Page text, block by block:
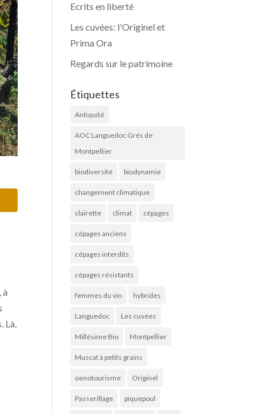
à
Là,
Ecrits en liberté
Les cuvées: l'Originel et
Prima Ora
Regards sur le patrimoine
Étiquettes
Antiquité
AOC Languedoc Grés de
Montpellier
biodiversité biodynamie
changement climatique
clairette climat cépages
cépages anciens
cépages interdits
cépages résistants
femmes du vin hybrides
Languedoc Les cuvées
Millésime Bio Montpellier
Muscat à petits grains
oenotourisme Originel
Passerillage piquepoul